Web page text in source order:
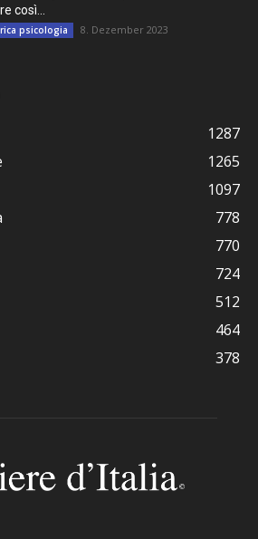
così...
psicologia 8. Dezember 2023
1287
1265
1097
778
770
724
512
464
378